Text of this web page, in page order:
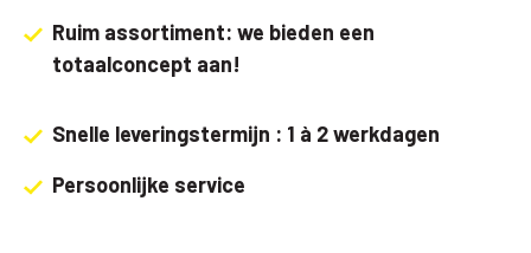
Ruim assortiment: we bieden een
totaalconcept aan!
Snelle leveringstermijn : 1 à 2 werkdagen
Persoonlijke service